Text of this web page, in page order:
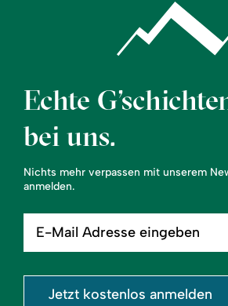
Echte
bei uns.
Nichts mehr verpassen mit unserem
anmelden.
Mail
eingeben
Jetzt kostenlos anmelden